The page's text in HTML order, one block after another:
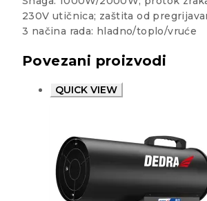
230V utičnica; zaštita od
3 načina rada: hladno/toplo/vruće
Povezani proizvodi
QUICK VIEW